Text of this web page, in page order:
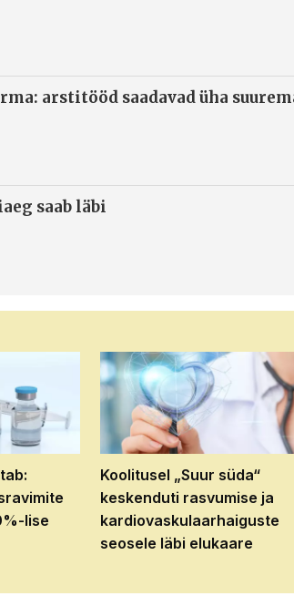
arstitööd saadavad üha
saab läbi
lise
Koolitusel „Suur süda“
keskenduti rasvumise ja
kardiovaskulaarhaiguste
seosele läbi elukaare